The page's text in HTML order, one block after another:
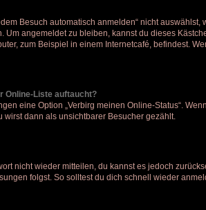
Besuch automatisch anmelden“ nicht
angemeldet zu bleiben, kannst du dieses
zum Beispiel in einem Internetcafé, befindest.
Online-Liste auftaucht?
eine Option „Verbirg meinen Online-Status“.
dann als unsichtbarer Besucher gezählt.
nicht wieder mitteilen, du kannst es jedoch
folgst. So solltest du dich schnell wieder